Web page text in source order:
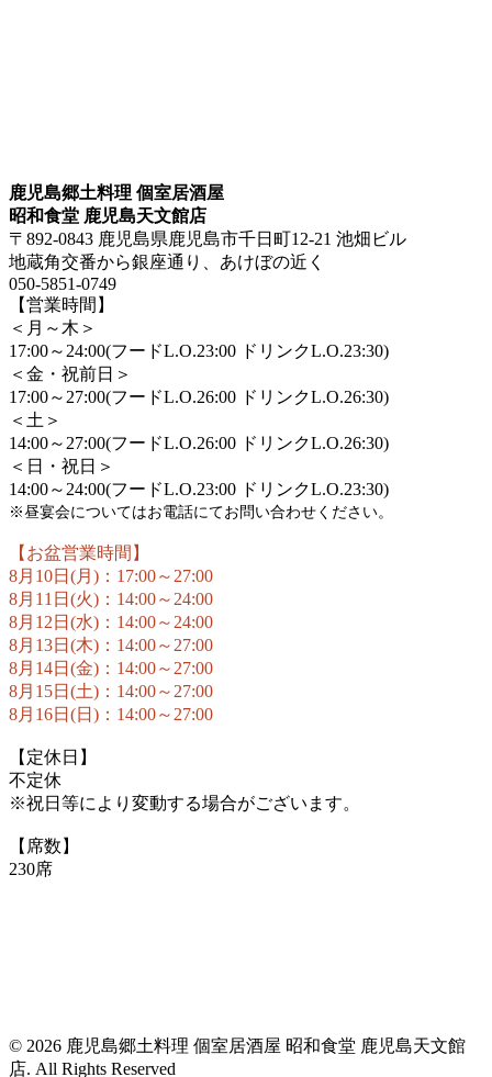
鹿児島郷土料理 個室居酒屋
昭和食堂 鹿児島天文館店
〒892-0843 鹿児島県鹿児島市千日町12-21 池畑ビル
地蔵角交番から銀座通り、あけぼの近く
050-5851-0749
【営業時間】
＜月～木＞
17:00～24:00(フードL.O.23:00 ドリンクL.O.23:30)
＜金・祝前日＞
17:00～27:00(フードL.O.26:00 ドリンクL.O.26:30)
＜土＞
14:00～27:00(フードL.O.26:00 ドリンクL.O.26:30)
＜日・祝日＞
14:00～24:00(フードL.O.23:00 ドリンクL.O.23:30)
※昼宴会についてはお電話にてお問い合わせください。
【お盆営業時間】
8月10日(月)：17:00～27:00
8月11日(火)：14:00～24:00
8月12日(水)：14:00～24:00
8月13日(木)：14:00～27:00
8月14日(金)：14:00～27:00
8月15日(土)：14:00～27:00
8月16日(日)：14:00～27:00
【定休日】
不定休
※祝日等により変動する場合がございます。
【席数】
230席
© 2026 鹿児島郷土料理 個室居酒屋 昭和食堂 鹿児島天文館
店. All Rights Reserved